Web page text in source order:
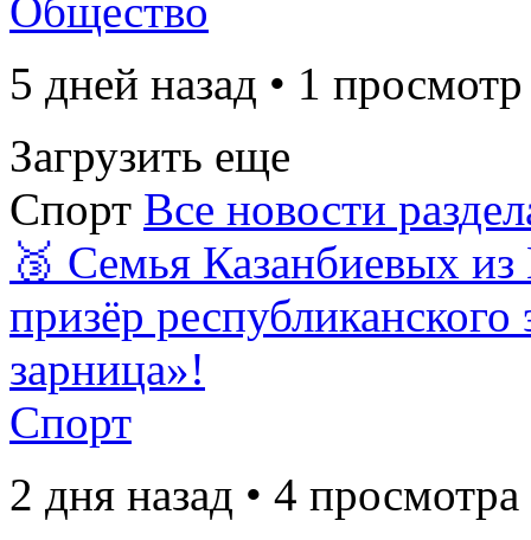
Общество
5 дней назад • 1 просмотр
Загрузить еще
Спорт Все новости
🥉 Семья Казанбиевых
призёр
зарница»!
Спорт
2 дня назад • 4 просмотра